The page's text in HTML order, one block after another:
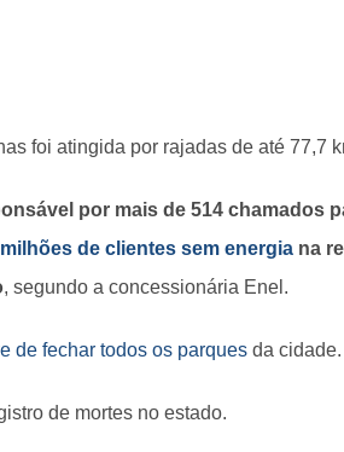
foi atingida por rajadas de até 77,7
por mais de 514 chamados
de clientes sem energia na
, segundo a concessionária Enel.
de fechar todos os parques da cidade.
de mortes no estado.